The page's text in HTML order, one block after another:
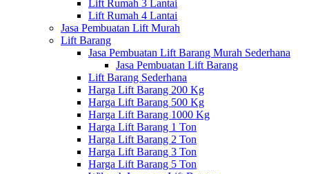
Lift Rumah 3 Lantai
Lift Rumah 4 Lantai
Jasa Pembuatan Lift Murah
Lift Barang
Jasa Pembuatan Lift Barang Murah Sederhana
Jasa Pembuatan Lift Barang
Lift Barang Sederhana
Harga Lift Barang 200 Kg
Harga Lift Barang 500 Kg
Harga Lift Barang 1000 Kg
Harga Lift Barang 1 Ton
Harga Lift Barang 2 Ton
Harga Lift Barang 3 Ton
Harga Lift Barang 5 Ton